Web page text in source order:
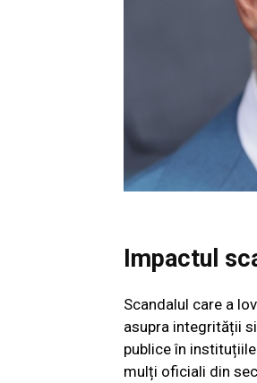
Impactul
Scandalul care a
asupra integrității
publice în
mulți oficiali din